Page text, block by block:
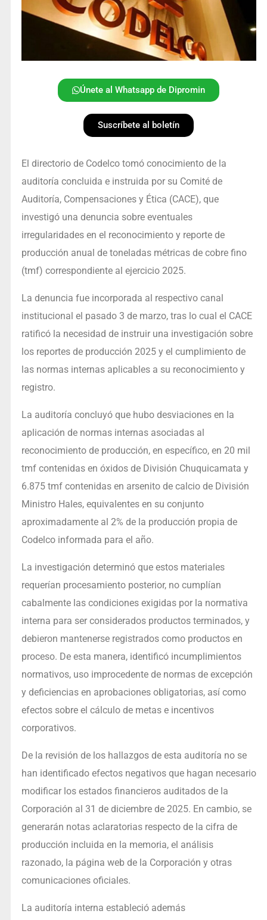
Únete al Whatsapp de Dipromin
Suscríbete al boletín
El directorio de Codelco tomó conocimiento de la
auditoría concluida e instruida por su Comité de
Auditoría, Compensaciones y Ética (CACE), que
investigó una denuncia sobre eventuales
irregularidades en el reconocimiento y reporte de
producción anual de toneladas métricas de cobre fino
(tmf) correspondiente al ejercicio 2025.
La denuncia fue incorporada al respectivo canal
institucional el pasado 3 de marzo, tras lo cual el CACE
ratificó la necesidad de instruir una investigación sobre
los reportes de producción 2025 y el cumplimiento de
las normas internas aplicables a su reconocimiento y
registro.
La auditoría concluyó que hubo desviaciones en la
aplicación de normas internas asociadas al
reconocimiento de producción, en específico, en 20 mil
tmf contenidas en óxidos de División Chuquicamata y
6.875 tmf contenidas en arsenito de calcio de División
Ministro Hales, equivalentes en su conjunto
aproximadamente al 2% de la producción propia de
Codelco informada para el año.
La investigación determinó que estos materiales
requerían procesamiento posterior, no cumplían
cabalmente las condiciones exigidas por la normativa
interna para ser considerados productos terminados, y
debieron mantenerse registrados como productos en
proceso. De esta manera, identificó incumplimientos
normativos, uso improcedente de normas de excepción
y deficiencias en aprobaciones obligatorias, así como
efectos sobre el cálculo de metas e incentivos
corporativos.
De la revisión de los hallazgos de esta auditoría no se
han identificado efectos negativos que hagan necesario
modificar los estados financieros auditados de la
Corporación al 31 de diciembre de 2025. En cambio, se
generarán notas aclaratorias respecto de la cifra de
producción incluida en la memoria, el análisis
razonado, la página web de la Corporación y otras
comunicaciones oficiales.
La auditoría interna estableció además